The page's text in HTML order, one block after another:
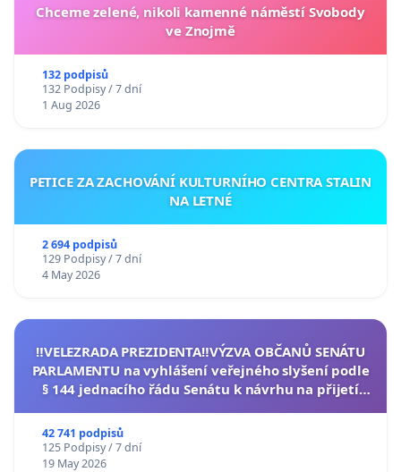
Chceme zelené, nikoli kamenné náměstí Svobody
ve Znojmě
132 podpisů
132 Podpisy / 7 dní
1 Aug 2026
PETICE ZA ZACHOVÁNÍ KULTURNÍHO CENTRA STALIN
NA LETNÉ
2 694 podpisů
129 Podpisy / 7 dní
4 May 2026
‼️VELEZRADA PREZIDENTA‼️VÝZVA OBČANŮ SENÁTU
PARLAMENTU na vyhlášení veřejného slyšení podle
§ 144 jednacího řádu Senátu k návrhu na přijetí
42 741 podpisů
125 Podpisy / 7 dní
19 May 2026